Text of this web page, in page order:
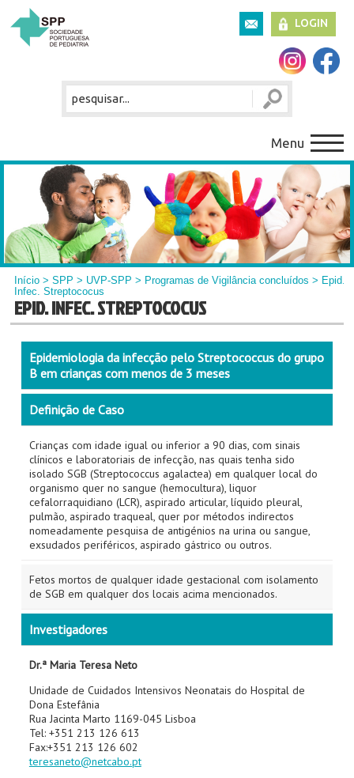
LOGIN
Menu
Início >SPP > UVP-SPP > Programas de Vigilância concluídos > Epid.
Infec. Streptococus
EPID. INFEC. STREPTOCOCUS
Epidemiologia da infecção pelo Streptococcus do grupo
B em crianças com menos de 3 meses
Definição de Caso
Crianças com idade igual ou inferior a 90 dias, com sinais
clínicos e laboratoriais de infecção, nas quais tenha sido
isolado SGB (Streptococcus agalactea) em qualquer local do
organismo quer no sangue (hemocultura), liquor
cefalorraquidiano (LCR), aspirado articular, líquido pleural,
pulmão, aspirado traqueal, quer por métodos indirectos
nomeadamente pesquisa de antigénios na urina ou sangue,
exsudados periféricos, aspirado gástrico ou outros.
Fetos mortos de qualquer idade gestacional com isolamento
de SGB em qualquer dos locais acima mencionados.
Investigadores
Dr.ª Maria Teresa Neto
Unidade de Cuidados Intensivos Neonatais do Hospital de
Dona Estefânia
Rua Jacinta Marto 1169-045 Lisboa
Tel: +351 213 126 613
Fax:+351 213 126 602
teresaneto@netcabo.pt